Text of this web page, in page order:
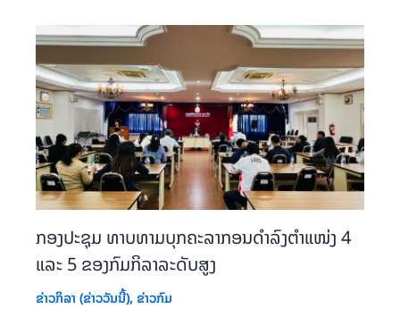
ກອງປະຊຸມ ທາບທາມບຸກຄະລາກອນດຳລົງຕຳແໜ່ງ 4
ແລະ 5 ຂອງກົມກິລາລະດັບສູງ
ຂ່າວກິລາ (ຂ່າວວັນນີ້), ຂ່າວກົມ